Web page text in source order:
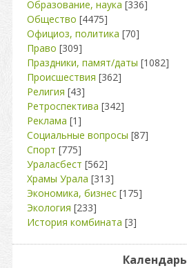
Образование, наука [336]
Общество [4475]
Официоз, политика [70]
Право [309]
Праздники, памят/даты [1082]
Происшествия [362]
Религия [43]
Ретроспектива [342]
Реклама [1]
Социальные вопросы [87]
Спорт [775]
Ураласбест [562]
Храмы Урала [313]
Экономика, бизнес [175]
Экология [233]
История комбината [3]
Календарь